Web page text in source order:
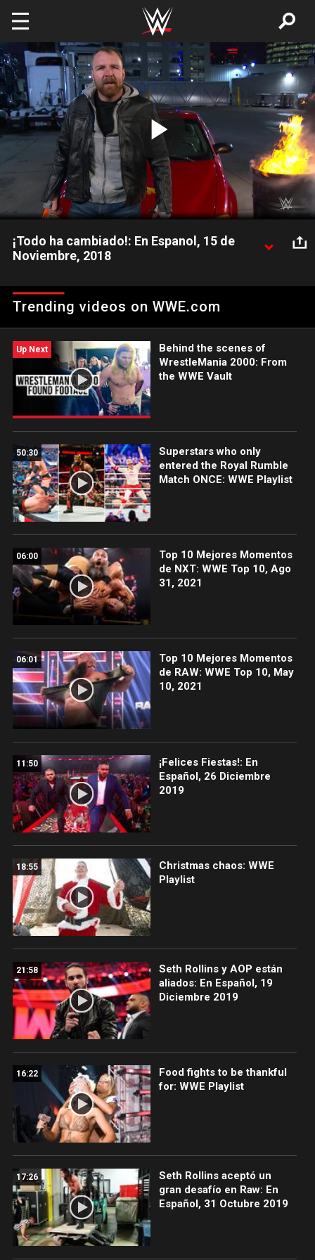
Skip to main content
Play
Video
¡Todo ha cambiado!: En Espanol, 15 de
Noviembre, 2018
Universo de WWE.
Trending videos on WWE.com
Up Next
Behind the scenes of
WrestleMania 2000: From
the WWE Vault
50:30
Superstars who only
entered the Royal Rumble
Match ONCE: WWE Playlist
06:00
Top 10 Mejores Momentos
de NXT: WWE Top 10, Ago
31, 2021
06:01
Top 10 Mejores Momentos
de RAW: WWE Top 10, May
10, 2021
11:50
¡Felices Fiestas!: En
Español, 26 Diciembre
2019
18:55
Christmas chaos: WWE
Playlist
21:58
Seth Rollins y AOP están
aliados: En Español, 19
Diciembre 2019
16:22
Food fights to be thankful
for: WWE Playlist
17:26
Seth Rollins aceptó un
gran desafío en Raw: En
Español, 31 Octubre 2019